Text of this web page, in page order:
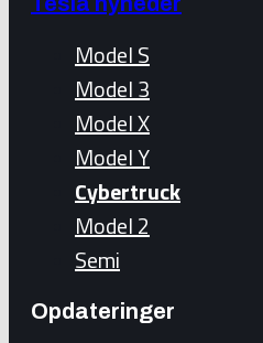
Model S
Model 3
Model X
Model Y
Cybertruck
Model 2
Semi
Opdateringer